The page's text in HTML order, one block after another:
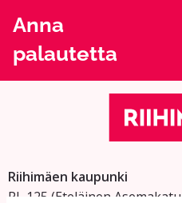
Anna
palautetta
Riihimäen kaupunki
PL 125 (Eteläinen